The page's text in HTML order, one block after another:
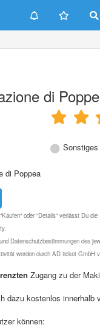
di
di Poppea
oder "Details" verlässt Du die
Datenschutzbestimmungen des
werden durch AD ticket GmbH
Zugang zu der
dazu kostenlos innerhalb
können: